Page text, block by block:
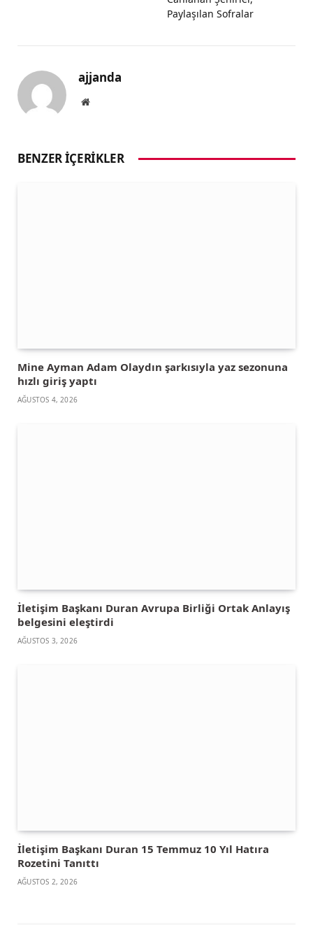
Paylaşılan Sofralar
ajjanda
Website
BENZER İÇERIKLER
Mine Ayman Adam Olaydın şarkısıyla yaz sezonuna
hızlı giriş yaptı
AĞUSTOS 4, 2026
İletişim Başkanı Duran Avrupa Birliği Ortak Anlayış
belgesini eleştirdi
AĞUSTOS 3, 2026
İletişim Başkanı Duran 15 Temmuz 10 Yıl Hatıra
Rozetini Tanıttı
AĞUSTOS 2, 2026